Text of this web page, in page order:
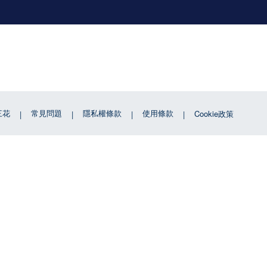
花 常見問題 隱私權條款 使用條款 Cookie政策